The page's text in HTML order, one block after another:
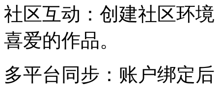
社区互动：创建社区环
喜爱的作品。
多平台同步：账户绑定